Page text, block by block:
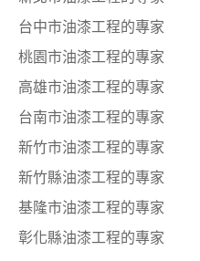
台中市油漆工程的專家
桃園市油漆工程的專家
高雄市油漆工程的專家
台南市油漆工程的專家
新竹市油漆工程的專家
新竹縣油漆工程的專家
基隆市油漆工程的專家
彰化縣油漆工程的專家